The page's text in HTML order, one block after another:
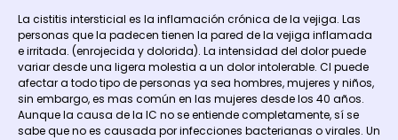
La cistitis intersticial es la inflamación crónica de la vejiga. Las
personas que la padecen tienen la pared de la vejiga inflamada
e irritada. (enrojecida y dolorida). La intensidad del dolor puede
variar desde una ligera molestia a un dolor intolerable. CI puede
afectar a todo tipo de personas ya sea hombres, mujeres y niños,
sin embargo, es mas común en las mujeres desde los 40 años.
Aunque la causa de la IC no se entiende completamente, sí se
sabe que no es causada por infecciones bacterianas o virales. Un